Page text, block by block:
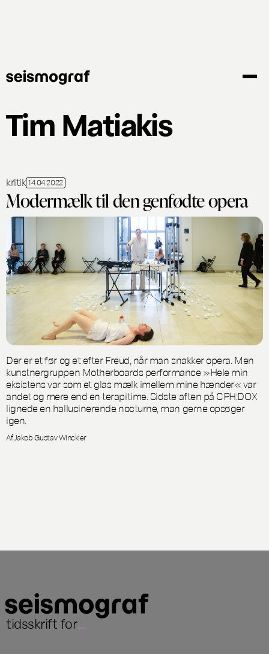
Tim Matiakis
kritik 14.04.2022
Modermælk til den genfødte opera
Der er et før og et efter Freud, når man snakker opera. Men
kunstnergruppen Motherboards performance »Hele min
eksistens var som et glas mælk imellem mine hænder« var
andet og mere end en terapitime. Sidste aften på CPH:DOX
lignede en hallucinerende nocturne, man gerne opsøger
igen.
Af Jakob Gustav Winckler
tidsskrift for...